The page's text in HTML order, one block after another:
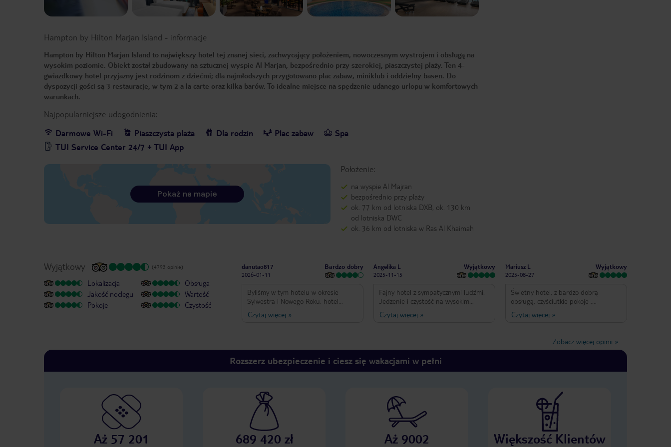
Hampton by Hilton Marjan Island - informacje
Hampton by Hilton Marjan Island to największy hotel tej znanej sieci, zachwycający położeniem, nowoczesnym wystrojem i obsługą na
wysokim poziomie. Obiekt został zbudowany na sztucznej wyspie Al Marjan, bezpośrednio przy szerokiej, piaszczystej plaży. Ten 4-
gwiazdkowy hotel przyjazny jest rodzinom z dziećmi; dla najmłodszych przygotowano plac zabaw, miniklub i oddzielny basen. Do
dyspozycji gości są 3 restauracje, w tym 2 a la carte oraz kilka barów. To idealne miejsce na spędzenie udanego urlopu w komfortowych
warunkach.
Najpopularniejsze udogodnienia:
Darmowe Wi-Fi
Piaszczysta plaża Dla rodzin Plac zabaw
Spa
TUI Service Center 24/7 + TUI App
Położenie:
na wyspie Al Majran
bezpośrednio przy plaży
ok. 77 km od lotniska DXB, ok. 130 km
od lotniska DWC
ok. 36 km od lotniska w Ras Al Khaimah
Pokaż na mapie
Wyjątkowy (4793 opinie)
Lokalizacja
Jakość noclegu
Pokoje
Obsługa
Wartość
Czystość
danutao817
2026-01-11
Bardzo dobry
Byliśmy w tym hotelu w okresie
Sylwestra i Nowego Roku. hotel
położony przy ładnej i czystej
piaszczystej plaży. Dużo
czyściutkie ale widok z okna przez
budowę jest nie ciekawy a także
zamkniętych okien przeszkadza. Po
całych nocach słychać huk
dochodzący z budowy oraz jeżdżących
betoniarek. W restauracji jest chaos ,
czasami graniczy z cudem znalezienie
stolika , jest dużo rodzin z dziećmi i
obsługa nie nadążają ze sprzątaniem.
Czytaj więcej »
Angelika L
2025-11-15
Wyjątkowy
Fajny hotel z sympatycznymi ludźmi.
Jedzenie i czystość na wysokim
poziomie. Fajnie było tu być. Wszystko
na tak. Minusów brak.
Czytaj więcej »
Mariusz L
2025-08-27
Wyjątkowy
Świetny hotel, z bardzo dobrą
obsługą, czyściutkie pokoje ,
klimatyzacja działa bez zarzutu, serwis
sprzątający dyskretny. W restauracji
przygotowują stoliki dla nowych gości.
Czytaj więcej »
Zobacz więcej opinii »
Rozszerz ubezpieczenie i ciesz się wakacjami w pełni
Aż 57 201 689 420 zł Aż 9002 Większość Klientów